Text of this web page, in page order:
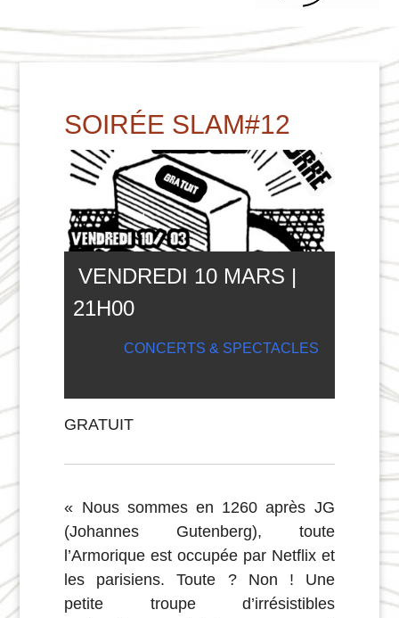
SOIRÉE SLAM#12
VENDREDI 10 MARS |
21H00
CONCERTS & SPECTACLES
GRATUIT
« Nous sommes en 1260 après JG
(Johannes Gutenberg), toute
l’Armorique est occupée par Netflix et
les parisiens. Toute ? Non ! Une
petite troupe d’irrésistibles